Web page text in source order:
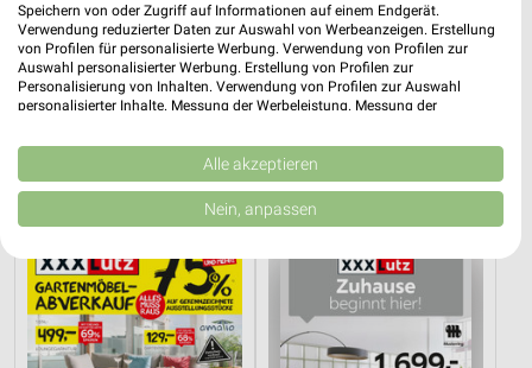
17,2 km
Küchen Preishits!
17,2 km
Wohnideen so individuell wie du!
Gültig bis Fr. 14.08.
XXXLutz
Speichern von oder Zugriff auf Informationen auf einem Endgerät.
Verwendung reduzierter Daten zur Auswahl von Werbeanzeigen. Erstellung
von Profilen für personalisierte Werbung. Verwendung von Profilen zur
Auswahl personalisierter Werbung. Erstellung von Profilen zur
Personalisierung von Inhalten. Verwendung von Profilen zur Auswahl
personalisierter Inhalte. Messung der Werbeleistung. Messung der
Kombinationen von Daten aus verschiedenen Quellen. Entwicklung und
Verbesserung der Angebote. Verwendung reduzierter Daten zur Auswahl
von Inhalten.
Daten können außerhalb der Europäischen Union weitergegeben und in die
Website/App.
Partnerliste anzeigen (1 IAB-Anbieter)
Wir nutzen Ihre Daten für folgende Zwecke:
IAB-Verarbeitungszwecke:
Alle akzeptieren
Nein, anpassen